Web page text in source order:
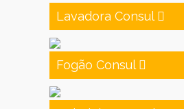
Lavadora Consul
Fogão Consul